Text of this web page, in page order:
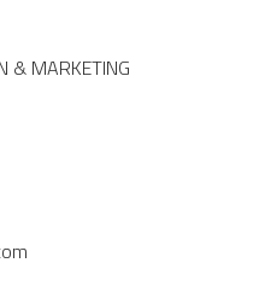
& MARKETING